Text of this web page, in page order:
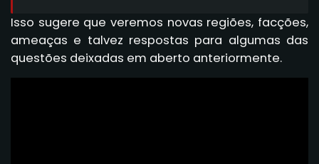
Isso sugere que veremos novas regiões, facções,
ameaças e talvez respostas para algumas das
questões deixadas em aberto anteriormente.